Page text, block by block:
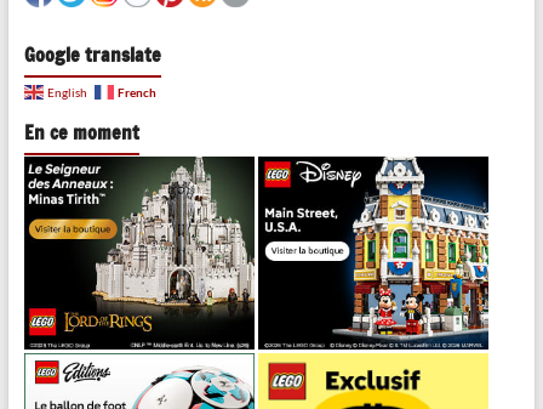
Google translate
English French
En ce moment